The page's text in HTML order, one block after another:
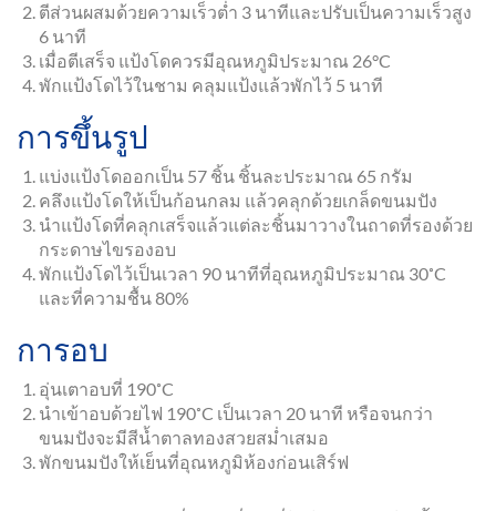
ตีส่วนผสมด้วยความเร็วต่ำ 3 นาทีและปรับเป็นความเร็วสูง
6 นาที
เมื่อตีเสร็จ แป้งโดควรมีอุณหภูมิประมาณ 26°C
พักแป้งโดไว้ในชาม คลุมแป้งแล้วพักไว้ 5 นาที
การขึ้นรูป
แบ่งแป้งโดออกเป็น 57 ชิ้น ชิ้นละประมาณ 65 กรัม
คลึงแป้งโดให้เป็นก้อนกลม แล้วคลุกด้วยเกล็ดขนมปัง
นำแป้งโดที่คลุกเสร็จแล้วแต่ละชิ้นมาวางในถาดที่รองด้วย
กระดาษไขรองอบ
พักแป้งโดไว้เป็นเวลา 90 นาทีที่อุณหภูมิประมาณ 30˚C
และที่ความชื้น 80%
การอบ
อุ่นเตาอบที่ 190˚C
นำเข้าอบด้วยไฟ 190˚C เป็นเวลา 20 นาที หรือจนกว่า
ขนมปังจะมีสีน้ำตาลทองสวยสม่ำเสมอ
พักขนมปังให้เย็นที่อุณหภูมิห้องก่อนเสิร์ฟ